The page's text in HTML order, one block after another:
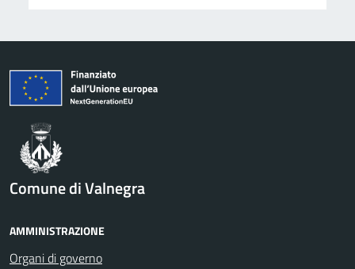
Comune di Valnegra
AMMINISTRAZIONE
Organi di governo